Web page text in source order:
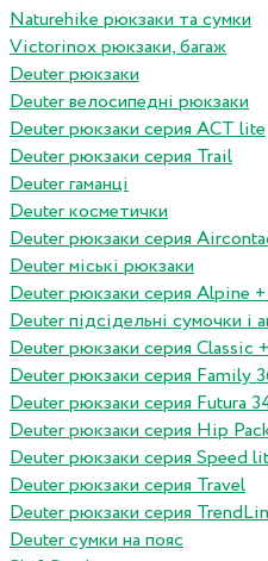
Naturehike рюкзаки та сумки
Victorinox рюкзаки, багаж
Deuter рюкзаки
Deuter велосипедні рюкзаки
Deuter рюкзаки серия ACT lite
Deuter рюкзаки серия Trail
Deuter гаманці
Deuter косметички
Deuter рюкзаки серия
Deuter міські рюкзаки
Deuter рюкзаки серия Alpine
Deuter підсідельні сумочки і
Deuter рюкзаки серия Classic
Deuter рюкзаки серия Family
Deuter рюкзаки серия Futura
Deuter рюкзаки серия Hip
Deuter рюкзаки серия Speed
Deuter рюкзаки серия Travel
Deuter рюкзаки серия
Deuter сумки на пояс